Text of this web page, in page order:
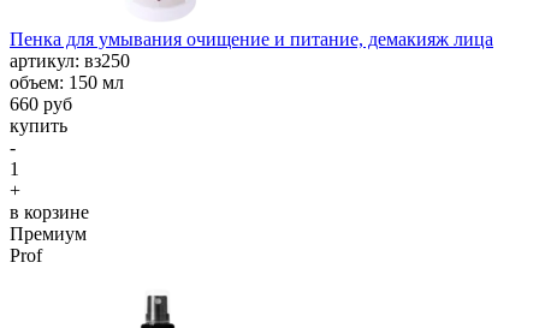
Пенка для умывания очищение и питание, демакияж лица
aртикул: вз250
объем: 150 мл
660 руб
купить
-
1
+
в корзине
Премиум
Prof